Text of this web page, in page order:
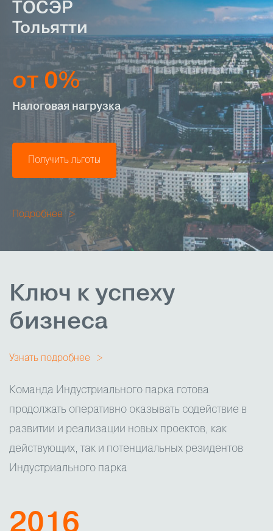
ТОСЭР
Тольятти
от 0%
Налоговая нагрузка
Получить льготы
Подробнее
Ключ к успеху
бизнеса
Узнать подробнее
Команда Индустриального парка готова
продолжать оперативно оказывать содействие в
развитии и реализации новых проектов, как
действующих, так и потенциальных резидентов
Индустриального парка
2016